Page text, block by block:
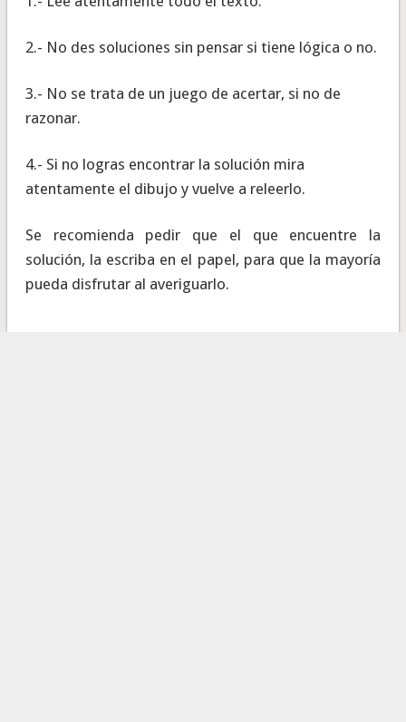
2.- No des soluciones sin pensar si tiene lógica o no.
3.- No se trata de un juego de acertar, si no de
razonar.
4.- Si no logras encontrar la solución mira
atentamente el dibujo y vuelve a releerlo.
Se recomienda pedir que el que encuentre la
solución, la escriba en el papel, para que la mayoría
pueda disfrutar al averiguarlo.